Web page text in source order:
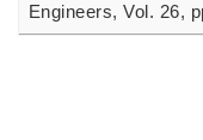
Engineers, Vol. 26,